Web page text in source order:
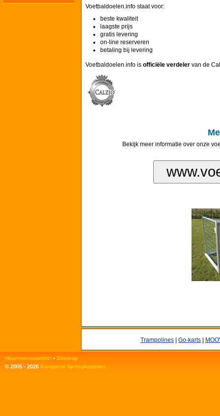
Voetbaldoelen.info staat voor:
beste kwaliteit
laagste prijs
gratis levering
on-line reserveren
betaling bij levering
Voetbaldoelen.info is officiële verdeler van de
Bekijk meer informatie over onze
Trampolines Go-karts
Huurvoorwaarden • Sitemap
© 2005 - 2026 Kangaroe Springkastelen